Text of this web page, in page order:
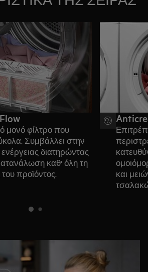
μονό φίλτρο που
Συμβάλλει στην
διατηρώντας
καθ' όλη τη
προϊόντος.
και